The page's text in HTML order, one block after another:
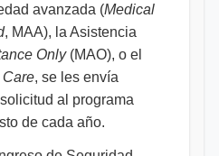
avanzada (Medical
, MAA), la Asistencia
Only(MAO), o el
, se les envía
al programa
de cada año.